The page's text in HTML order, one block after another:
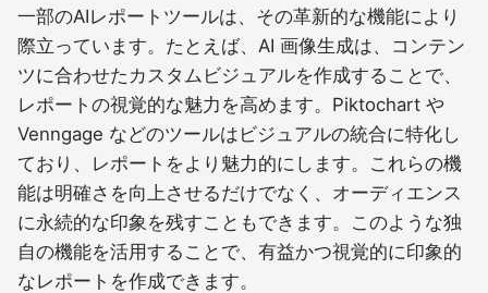
一部のAIレポートツールは、その革新的な機能により
際立っています。たとえば、AI 画像生成は、コンテン
ツに合わせたカスタムビジュアルを作成することで、
レポートの視覚的な魅力を高めます。Piktochart や
Venngage などのツールはビジュアルの統合に特化し
ており、レポートをより魅力的にします。これらの機
能は明確さを向上させるだけでなく、オーディエンス
に永続的な印象を残すこともできます。このような独
自の機能を活用することで、有益かつ視覚的に印象的
なレポートを作成できます。